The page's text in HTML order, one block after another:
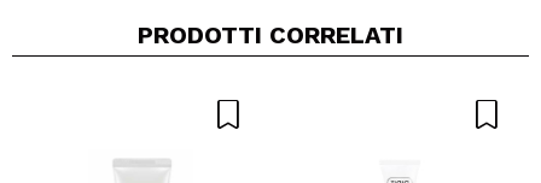
PRODOTTI CORRELATI